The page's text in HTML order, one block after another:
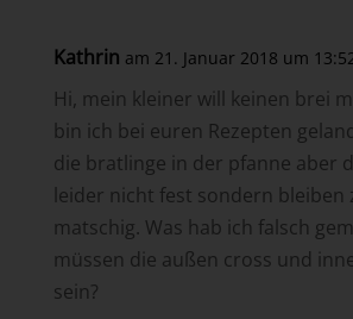
Kathrin am 21. Januar 2018 um
Hi, mein kleiner will keinen brei
bin ich bei euren Rezepten
die bratlinge in der pfanne aber
leider nicht fest sondern bleiben
matschig. Was hab ich falsch
müssen die außen cross und
sein?